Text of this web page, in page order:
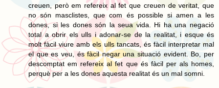
creuen, però em refereix al fet que creuen de veritat, que
no són masclistes, que com és possible si amen a les
dones, si les dones són la seua vida. Hi ha una negació
total a obrir els ulls i adonar-se de la realitat, i esque és
molt fàcil viure amb els ulls tancats, és fàcil interpretar mal
el que es veu, és fàcil negar una situació evident. Bo, per
descomptat em refereix al fet que és fàcil per als homes,
perquè per a les dones aquesta realitat és un mal somni.